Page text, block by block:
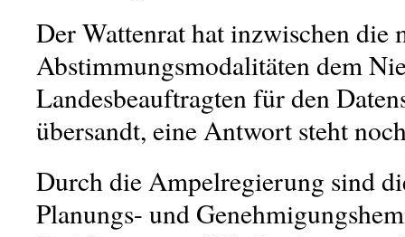
Der Wattenrat hat inzwischen die
Abstimmungsmodalitäten dem
Landesbeauftragten für den
übersandt, eine Antwort steht
Durch die Ampelregierung sind
Planungs- und